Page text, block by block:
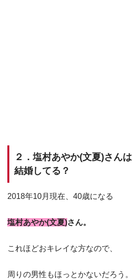
２．塩村あやか(文夏)さんは
結婚してる？
2018年10月現在、40歳になる
塩村あやか(文夏)さん。
これほどおキレイな方なので、
周りの男性もほっとかないだろう。